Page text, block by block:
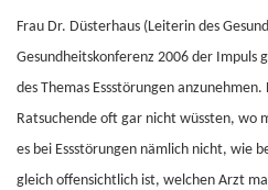
Frau Dr. Düsterhaus (Leiterin des
Gesundheitskonferenz 2006 der Impuls
des Themas Essstörungen anzunehmen.
Ratsuchende oft gar nicht wüssten, wo
es bei Essstörungen nämlich nicht, wie
gleich offensichtlich ist, welchen Arzt